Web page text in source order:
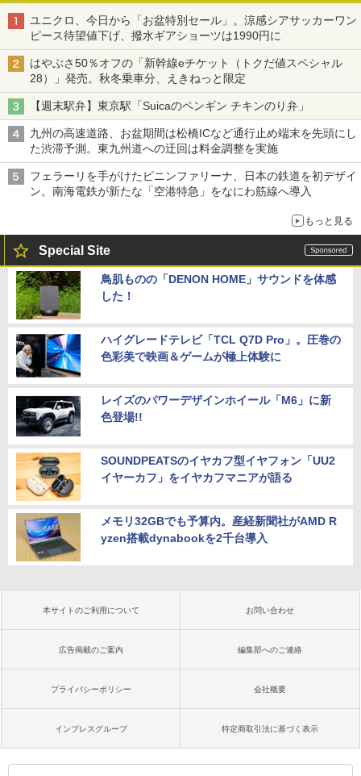
ユニクロ、今日から「お盆特別セール」。涼感シアサッカーワン
ピース待望値下げ、撥水ギアショーツは1990円に
はやぶさ50％オフの「新幹線eチケット（トクだ値スペシャル
28）」発売。秋冬乗車分、えきねっと限定
【週末駅弁】東京駅「Suicaのペンギン チキンのり弁」
九州の高速道路、お盆期間は松橋ICなど通行止め端末を先頭にし
た渋滞予測。東九州道への迂回は料金調整を実施
フェラーリを手がけたピニンファリーナ、日本の鉄道を初デザイ
ン。南海電鉄が新たな「空港特急」をなにわ筋線へ導入
もっと見る
Special Site
鳥肌ものの「DENON HOME」サウンドを体感
した！
ハイグレードテレビ「TCL Q7D Pro」。圧巻の
色彩美で映画＆ゲームが極上体験に
レイズのパワーデザインホイール「M6」に新
色登場!!
SOUNDPEATSのイヤカフ型イヤフォン「UU2
イヤーカフ」をイヤカフマニアが語る
メモリ32GBでも予算内。産経新聞社がAMD R
yzen搭載dynabookを2千台導入
本サイトのご利用について お問い合わせ
広告掲載のご案内 編集部へのご連絡
プライバシーポリシー 会社概要
インプレスグループ 特定商取引法に基づく表示